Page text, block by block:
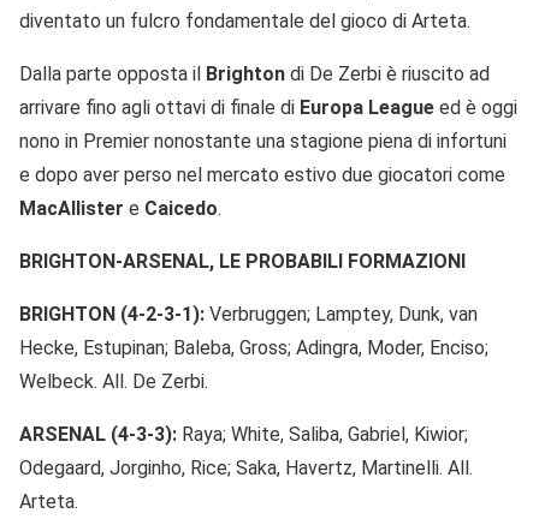
diventato un fulcro fondamentale del gioco di Arteta.
Dalla parte opposta il Brighton di De Zerbi è riuscito ad
arrivare fino agli ottavi di finale di Europa League ed è oggi
nono in Premier nonostante una stagione piena di infortuni
e dopo aver perso nel mercato estivo due giocatori come
MacAllister e Caicedo.
BRIGHTON-ARSENAL, LE PROBABILI FORMAZIONI
BRIGHTON (4-2-3-1): Verbruggen; Lamptey, Dunk, van
Hecke, Estupinan; Baleba, Gross; Adingra, Moder, Enciso;
Welbeck. All. De Zerbi.
ARSENAL (4-3-3): Raya; White, Saliba, Gabriel, Kiwior;
Odegaard, Jorginho, Rice; Saka, Havertz, Martinelli. All.
Arteta.